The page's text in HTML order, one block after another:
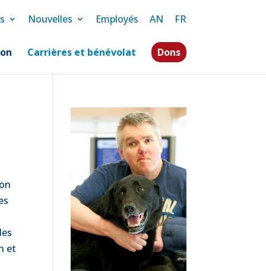
Nouvelles Employés AN FR
Carrières et bénévolat Dons
et